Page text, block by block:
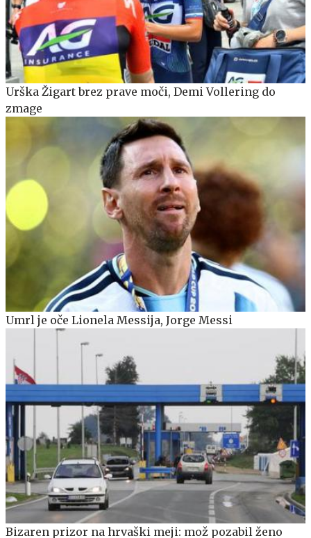
Urška Žigart brez prave moči, Demi Vollering do
zmage
Umrl je oče Lionela Messija, Jorge Messi
Bizaren prizor na hrvaški meji: mož pozabil ženo